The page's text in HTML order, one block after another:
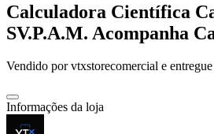
Calculadora Científica
SV.P.A.M. Acompanha
Vendido porvtxstorecomercial e
Informações da loja